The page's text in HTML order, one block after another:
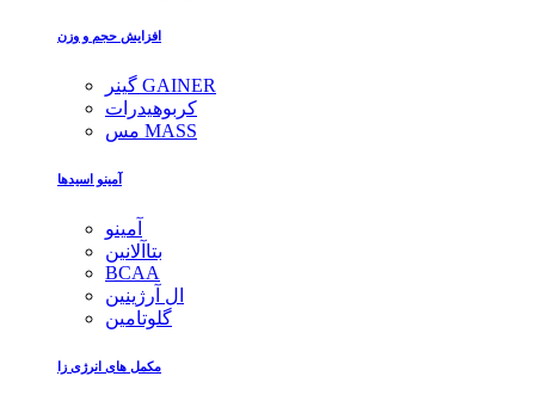
افزایش حجم و وزن
گینر GAINER
کربوهیدرات
مس MASS
آمینو اسیدها
آمینو
بتاآلانین
BCAA
ال آرژینین
گلوتامین
مکمل های انرژی زا